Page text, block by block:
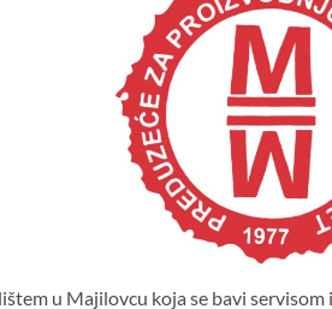
u Majilovcu koja se bavi